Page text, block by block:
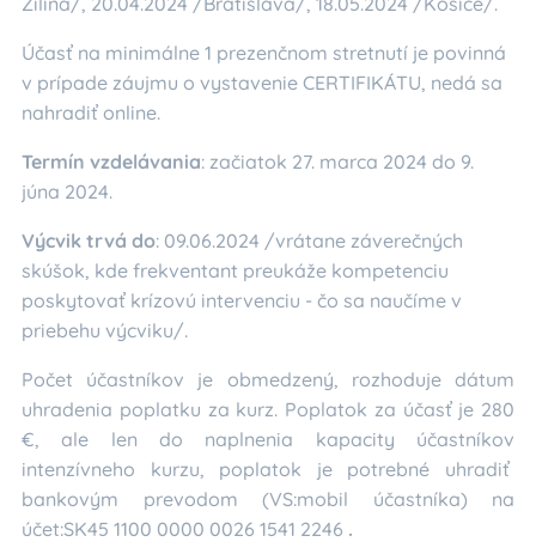
Účasť na minimálne 1 prezenčnom stretnutí je povinná
v prípade záujmu o vystavenie CERTIFIKÁTU, nedá sa
nahradiť online.
Termín vzdelávania: začiatok 27. marca 2024 do 9.
júna 2024.
Výcvik trvá do: 09.06.2024 /vrátane záverečných
skúšok, kde frekventant preukáže kompetenciu
poskytovať krízovú intervenciu - čo sa naučíme v
priebehu výcviku/.
Počet účastníkov je obmedzený, rozhoduje dátum
uhradenia poplatku za kurz. Poplatok za účasť je 280
€, ale len do naplnenia kapacity účastníkov
intenzívneho kurzu, poplatok je potrebné uhradiť
bankovým prevodom (VS:mobil účastníka) na
účet:SK45 1100 0000 0026 1541 2246 .